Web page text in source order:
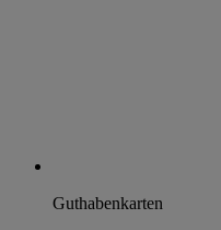
Guthabenkarten